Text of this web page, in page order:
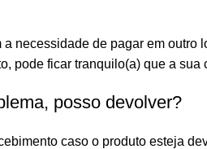
necessidade de pagar em outro
pode ficar tranquilo(a) que a sua
posso devolver?
caso o produto esteja